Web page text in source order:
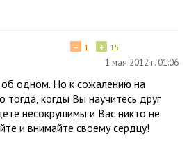
+ 15
− 1
1 мая 2012 г. 01:06
одном. Но к сожалению на
тогда, когды Вы научитесь друг
несокрушимы и Вас никто не
и внимайте своему сердцу!